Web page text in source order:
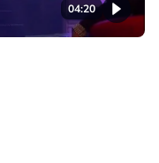
04:20